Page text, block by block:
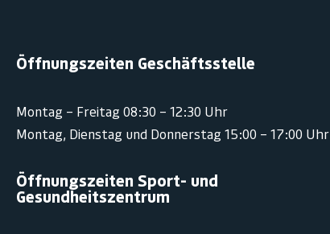
Öffnungszeiten Geschäftsstelle
Montag – Freitag 08:30 – 12:30 Uhr
Montag, Dienstag und Donnerstag 15:00 – 17:00 Uhr
Öffnungszeiten Sport- und
Gesundheitszentrum